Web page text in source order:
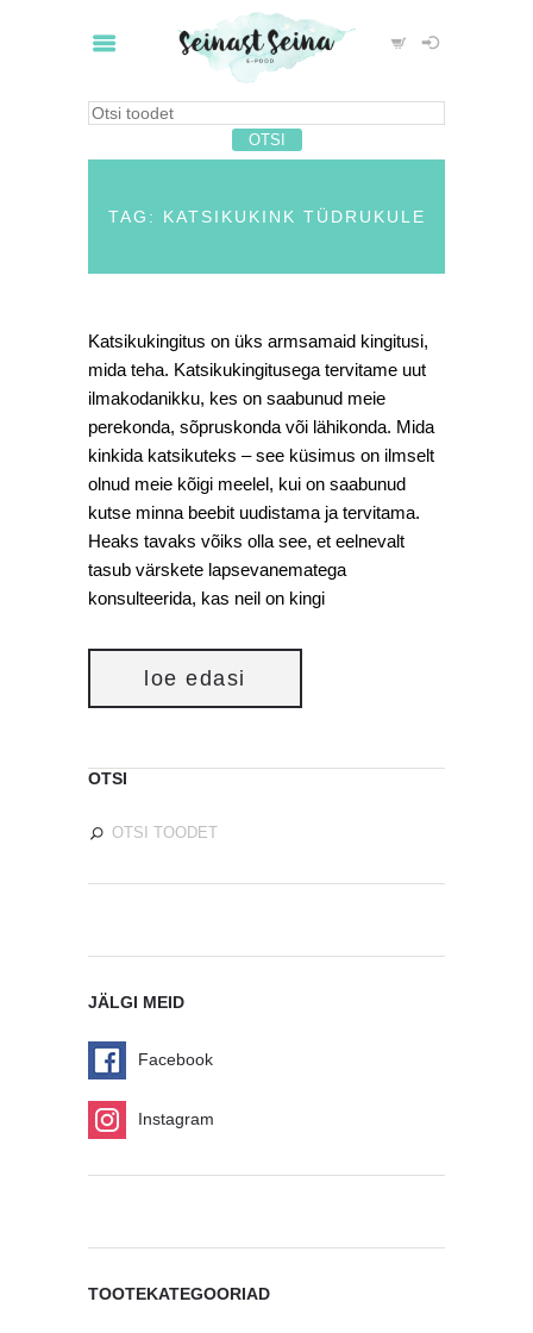
TAG: KATSIKUKINK TÜDRUKULE
Katsikukingitus on üks armsamaid kingitusi,
mida teha. Katsikukingitusega tervitame uut
ilmakodanikku, kes on saabunud meie
perekonda, sõpruskonda või lähikonda. Mida
kinkida katsikuteks – see küsimus on ilmselt
olnud meie kõigi meelel, kui on saabunud
kutse minna beebit uudistama ja tervitama.
Heaks tavaks võiks olla see, et eelnevalt
tasub värskete lapsevanematega
konsulteerida, kas neil on kingi
loe edasi
OTSI
JÄLGI MEID
Facebook
Instagram
TOOTEKATEGOORIAD